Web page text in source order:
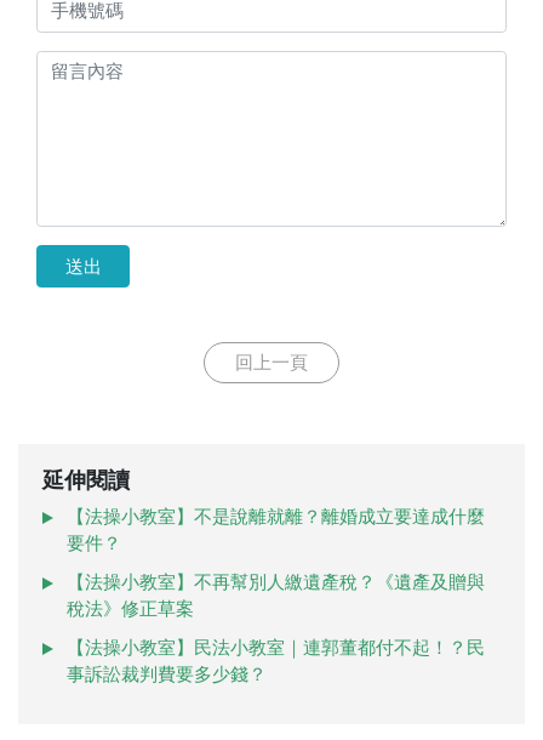
送出
回上一頁
延伸閱讀
【法操小教室】不是說離就離？離婚成立要達成什麼
要件？
【法操小教室】不再幫別人繳遺產稅？《遺產及贈與
稅法》修正草案
【法操小教室】民法小教室｜連郭董都付不起！？民
事訴訟裁判費要多少錢？